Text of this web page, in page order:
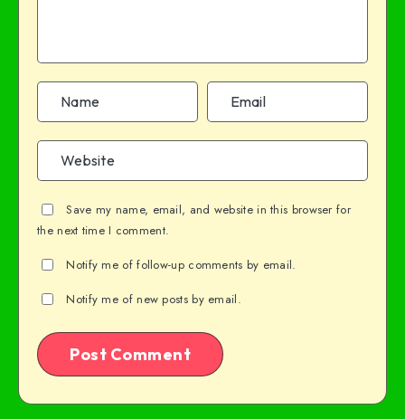
Save my name, email, and website in this browser for
the next time I comment.
Notify me of follow-up comments by email.
Notify me of new posts by email.